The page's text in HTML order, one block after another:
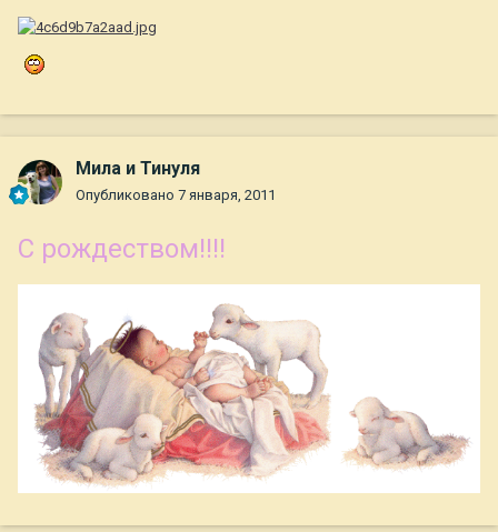
Мила и Тинуля
Опубликовано 7 января, 2011
С рождеством!!!!